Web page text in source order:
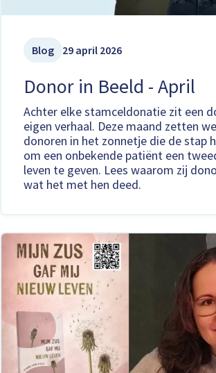
Blog 29 april 2026
Donor in Beeld - April
Achter elke stamceldonatie zit een
eigen verhaal. Deze maand zetten
donoren in het zonnetje die de stap
om een onbekende patiënt een
leven te geven. Lees waarom zij
wat het met hen deed.